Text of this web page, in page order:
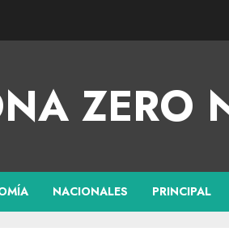
ZERO
NACIONALES PRINCIPAL